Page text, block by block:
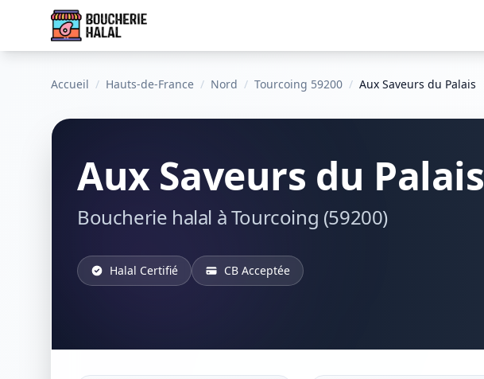
Accueil / Hauts-de-France / Nord / Tourcoing 59200 / Aux Saveurs du Palais
Aux Saveurs du Palais
Boucherie halal à Tourcoing (59200)
Halal Certifié CB Acceptée